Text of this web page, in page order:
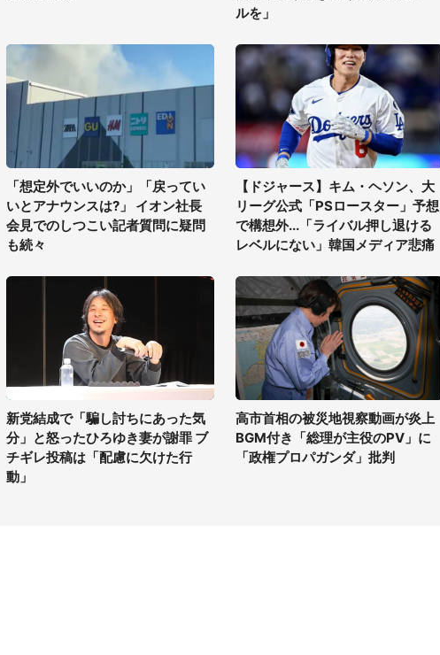
ルを」
「想定外でいいのか」「戻ってい
いとアナウンスは?」 イオン社長
会見でのしつこい記者質問に疑問
も続々
【ドジャース】キム・ヘソン、大
リーグ公式「PSロースター」予想
で構想外...「ライバル押し退ける
レベルにない」韓国メディア悲痛
新党結成で「騙し討ちにあった気
分」と怒ったひろゆき妻が謝罪 ブ
チギレ投稿は「配慮に欠けた行
動」
高市首相の被災地視察動画が炎上
BGM付き「総理が主役のPV」に
「政権プロパガンダ」批判